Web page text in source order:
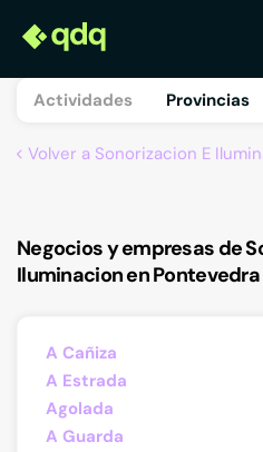
Actividades Provincias
Volver a Sonorizacion E
Negocios y empresas de
Iluminacion en Pontevedra
A Cañiza
A Estrada
Agolada
A Guarda